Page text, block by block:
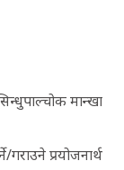
मान्खा
प्रयोजनार्थ